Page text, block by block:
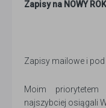
Zapisy na NOWY
Zapisy mailowe i
Moim
najszybciej osiągali